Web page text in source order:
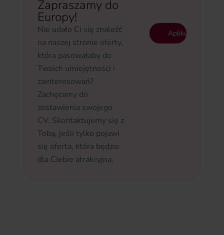
Zapraszamy do
Europy!
Nie udało Ci się znaleźć
na naszej stronie oferty,
która pasowałaby do
Twoich umiejętności i
zainteresowań?
Zachęcamy do
zostawienia swojego
CV. Skontaktujemy się z
Tobą, jeśli tylko pojawi
się oferta, która będzie
dla Ciebie atrakcyjna.
Aplikuj